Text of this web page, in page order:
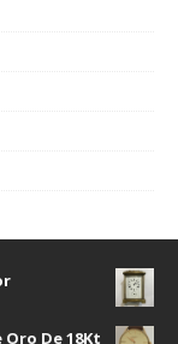
De 18Kt